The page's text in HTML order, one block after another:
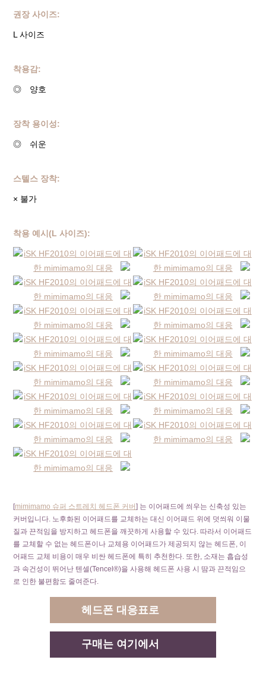
권장 사이즈:
L 사이즈
착용감:
◎ 양호
장착 용이성:
◎ 쉬운
스텔스 장착:
× 불가
착용 예시(L 사이즈):
[mimimamo 슈퍼 스트레치 헤드폰 커버] 는 이어패드에 씌우는 신축성 있는
커버입니다. 노후화된 이어패드를 교체하는 대신 이어패드 위에 덧씌워 이물
질과 끈적임을 방지하고 헤드폰을 깨끗하게 사용할 수 있다. 따라서 이어패드
를 교체할 수 없는 헤드폰이나 교체용 이어패드가 제공되지 않는 헤드폰, 이
어패드 교체 비용이 매우 비싼 헤드폰에 특히 추천한다. 또한, 소재는 흡습성
과 속건성이 뛰어난 텐셀(Tencel®)을 사용해 헤드폰 사용 시 땀과 끈적임으
로 인한 불편함도 줄여준다.
헤드폰 대응표로
구매는 여기에서